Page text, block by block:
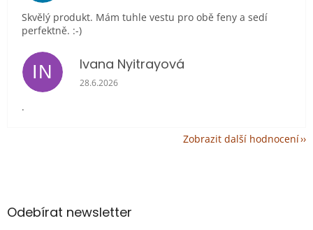
Skvělý produkt. Mám tuhle vestu pro obě feny a sedí
perfektně. :-)
IN Ivana Nyitrayová
Hodnocení obchodu je 5 z 5 hvězdiček.
28.6.2026
.
Zobrazit další hodnocení
aOdebírat newsletter